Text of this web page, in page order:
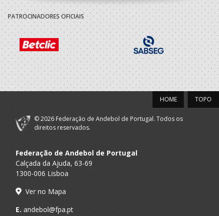
PATROCINADORES OFICIAIS
TOPO
HOME
© 2026 Federação de Andebol de Portugal. Todos os
direitos reservados.
Federação de Andebol de Portugal
Calçada da Ajuda, 63-69
1300-006 Lisboa
Ver no Mapa
E. andebol@fpa.pt